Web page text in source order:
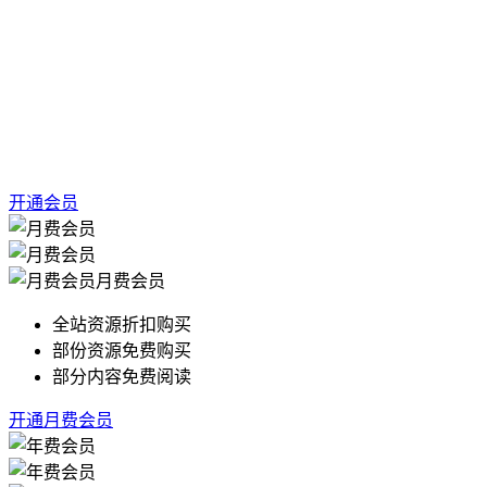
开通会员
月费会员
全站资源折扣购买
部份资源免费购买
部分内容免费阅读
开通月费会员